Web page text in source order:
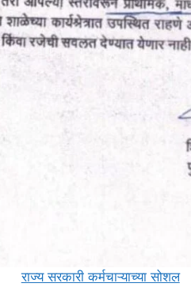
राज्य सरकारी कर्मचाऱ्याच्या सोशल